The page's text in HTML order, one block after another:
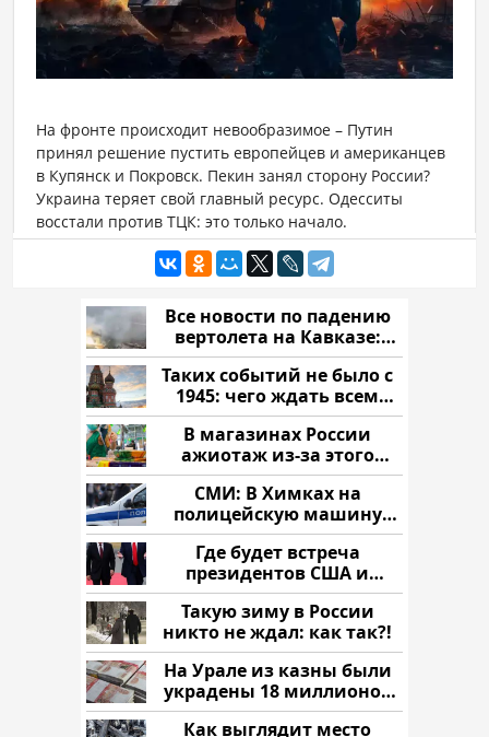
Все новости по падению
вертолета на Кавказе:
читать здесь
Таких событий не было с
1945: чего ждать всем
нам?
В магазинах России
ажиотаж из-за этого
продукта: что купить?
СМИ: В Химках на
полицейскую машину
напали и подожгли.
Где будет встреча
президентов США и
России: Европа?
Такую зиму в России
никто не ждал: как так?!
На Урале из казны были
украдены 18 миллионов
рублей
Как выглядит место